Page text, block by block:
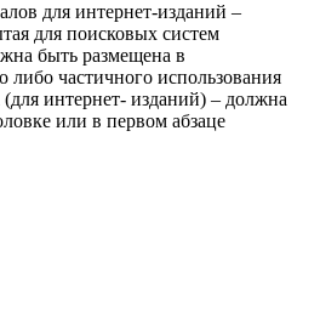
для интернет-изданий –
для поисковых систем
быть размещена в
либо частичного использования
интернет- изданий) – должна
или в первом абзаце